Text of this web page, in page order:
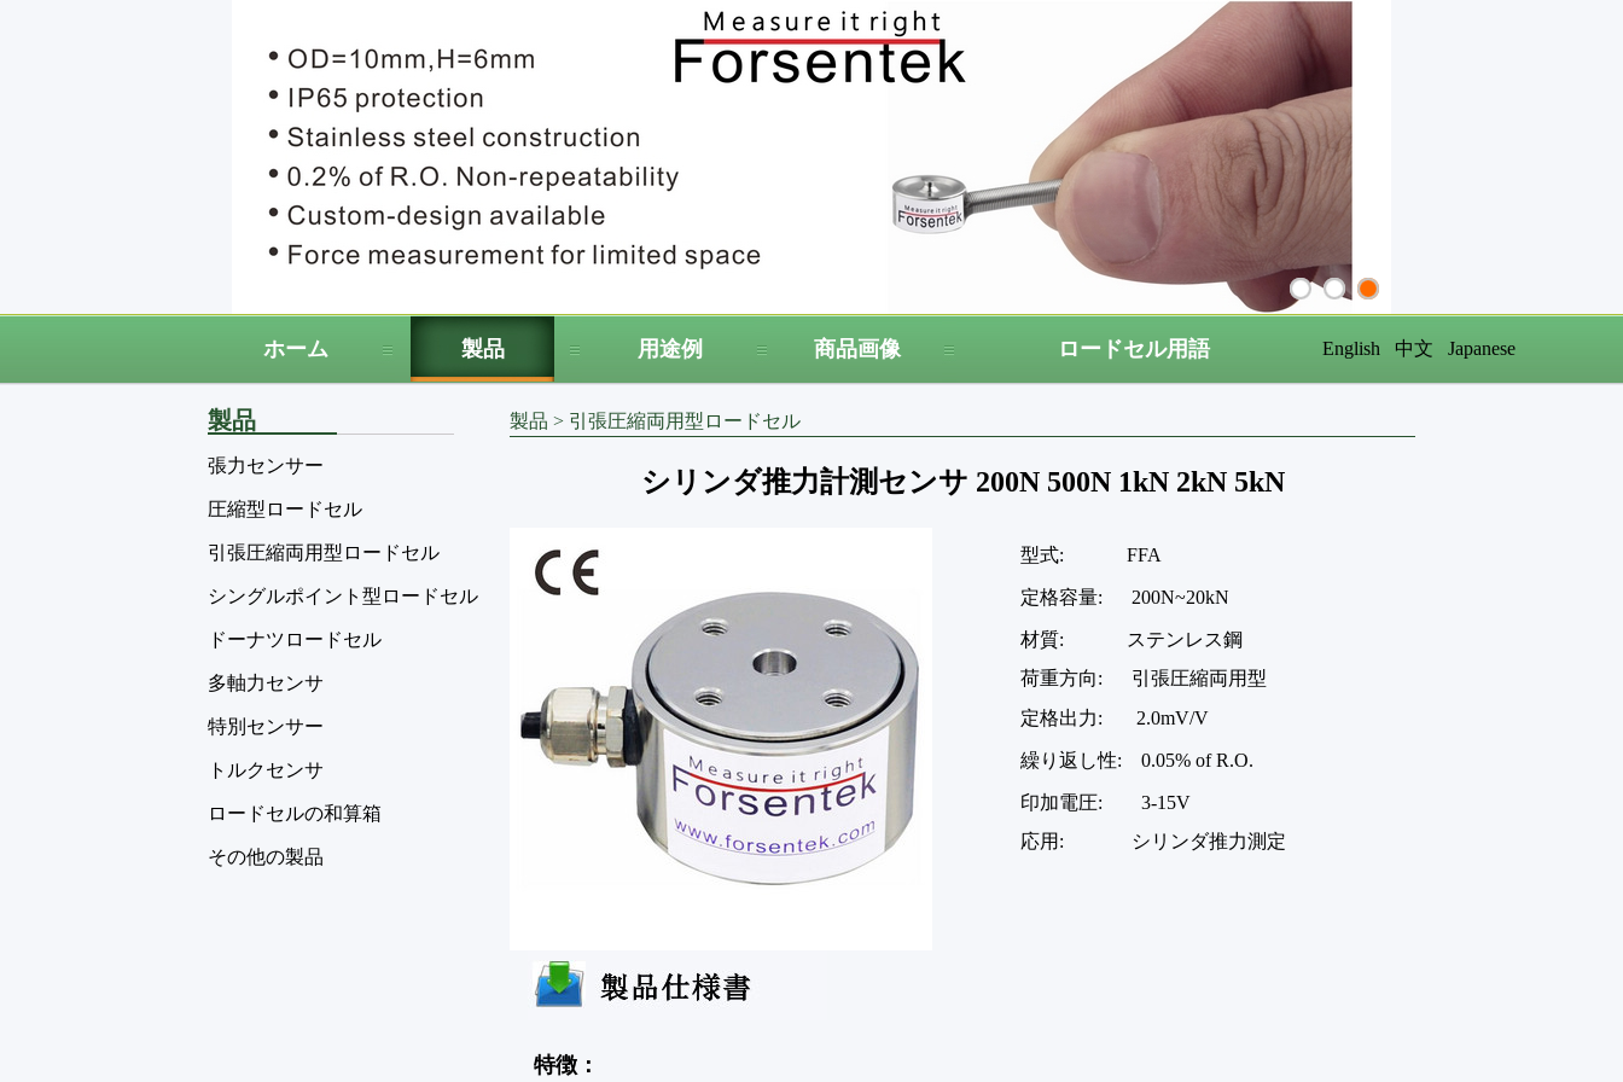
ホーム 製品 用途例 商品画像 ロードセル用語 English 中文 Japanese
製品
張力センサー
圧縮型ロードセル
引張圧縮両用型ロードセル
シングルポイント型ロードセル
ドーナツロードセル
多軸力センサ
特別センサー
トルクセンサ
ロードセルの和算箱
その他の製品
製品 > 引張圧縮両用型ロードセル
シリンダ推力計測センサ 200N 500N 1kN 2kN 5kN
型式: FFA
定格容量: 200N~20kN
材質: ステンレス鋼
荷重方向: 引張圧縮両用型
定格出力: 2.0mV/V
繰り返し性: 0.05% of R.O.
印加電圧: 3-15V
応用: シリンダ推力測定
特徴：